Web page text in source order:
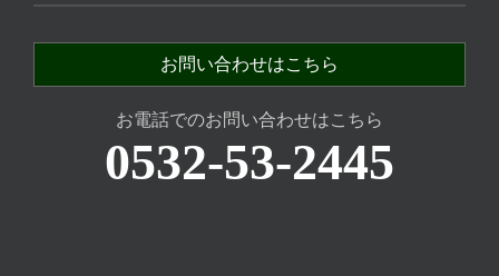
お問い合わせはこちら
お電話でのお問い合わせはこちら
0532-53-2445